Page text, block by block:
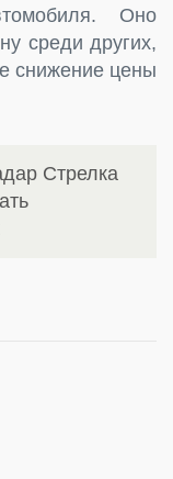
Оно
среди других,
снижение цены
Стрелка